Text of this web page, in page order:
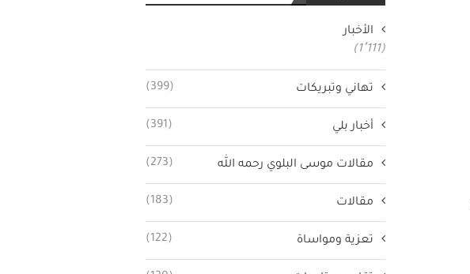
الأخبار
(1٬111)
تهاني وتبريكات (399)
أخبار بلي (391)
مقالات موسى البلوي رحمه الله (273)
مقالات (183)
تعزية ومواساة (122)